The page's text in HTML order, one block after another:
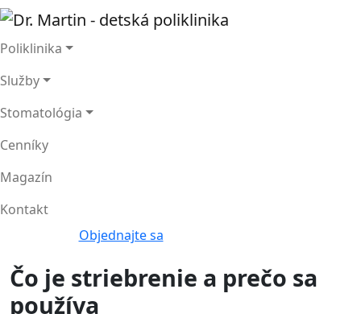
Poliklinika
Služby
Stomatológia
Cenníky
Magazín
Kontakt
Objednajte sa
Čo je striebrenie a prečo sa
používa